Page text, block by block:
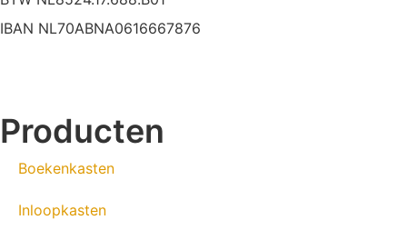
IBAN NL70ABNA0616667876
Producten
Boekenkasten
Inloopkasten